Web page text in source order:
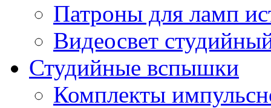
Патроны для ламп
Видеосвет
Студийные вспышки
Комплекты